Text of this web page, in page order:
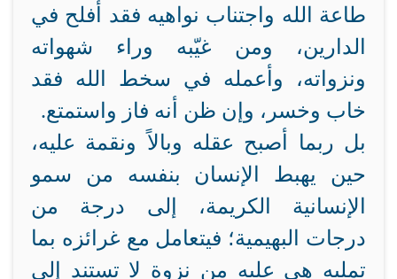
طاعة الله واجتناب نواهيه فقد أفلح في
الدارين، ومن غيّبه وراء شهواته
ونزواته، وأعمله في سخط الله فقد
خاب وخسر، وإن ظن أنه فاز واستمتع.
بل ربما أصبح عقله وبالاً ونقمة عليه،
حين يهبط الإنسان بنفسه من سمو
الإنسانية الكريمة، إلى درجة من
درجات البهيمية؛ فيتعامل مع غرائزه بما
تمليه هي عليه من نزوة لا تستند إلى